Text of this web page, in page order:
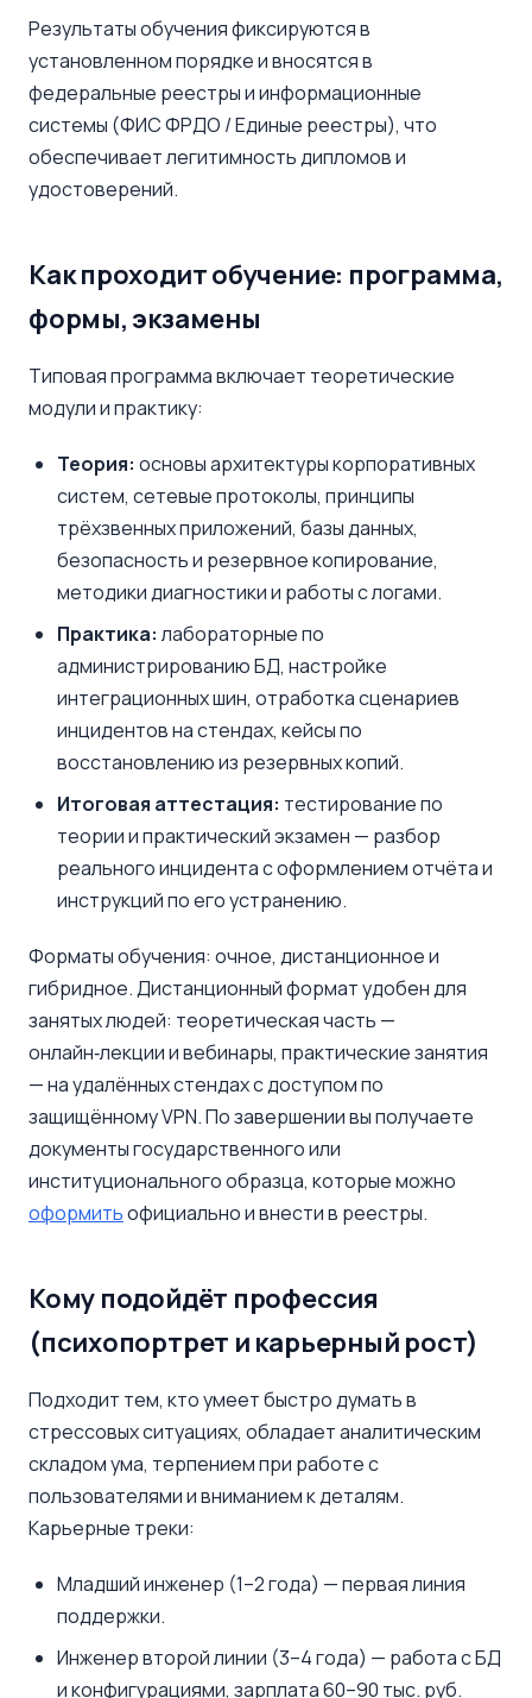
Результаты обучения фиксируются в
установленном порядке и вносятся в
федеральные реестры и информационные
системы (ФИС ФРДО / Единые реестры), что
обеспечивает легитимность дипломов и
удостоверений.
Как проходит обучение: программа,
формы, экзамены
Типовая программа включает теоретические
модули и практику:
Теория: основы архитектуры корпоративных
систем, сетевые протоколы, принципы
трёхзвенных приложений, базы данных,
безопасность и резервное копирование,
методики диагностики и работы с логами.
Практика: лабораторные по
администрированию БД, настройке
интеграционных шин, отработка сценариев
инцидентов на стендах, кейсы по
восстановлению из резервных копий.
Итоговая аттестация: тестирование по
теории и практический экзамен — разбор
реального инцидента с оформлением отчёта и
инструкций по его устранению.
Форматы обучения: очное, дистанционное и
гибридное. Дистанционный формат удобен для
занятых людей: теоретическая часть —
онлайн‑лекции и вебинары, практические занятия
— на удалённых стендах с доступом по
защищённому VPN. По завершении вы получаете
документы государственного или
институционального образца, которые можно
оформитьофициально и внести в реестры.
Кому подойдёт профессия
(психопортрет и карьерный рост)
Подходит тем, кто умеет быстро думать в
стрессовых ситуациях, обладает аналитическим
складом ума, терпением при работе с
пользователями и вниманием к деталям.
Карьерные треки:
Младший инженер (1–2 года) — первая линия
поддержки.
Инженер второй линии (3–4 года) — работа с БД
и конфигурациями, зарплата 60–90 тыс. руб.